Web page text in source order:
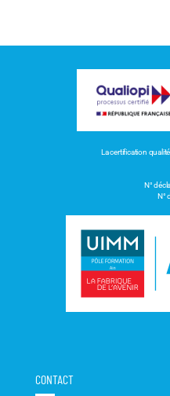
La certification
N°
N°
CONTACT